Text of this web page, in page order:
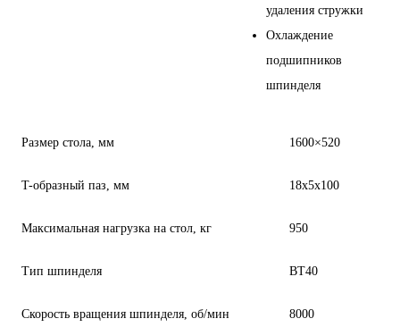
удаления стружки
Охлаждение
подшипников
шпинделя
Размер стола, мм 1600×520
T-образный паз, мм 18x5x100
Максимальная нагрузка на стол, кг 950
Тип шпинделя BT40
Скорость вращения шпинделя, об/мин 8000